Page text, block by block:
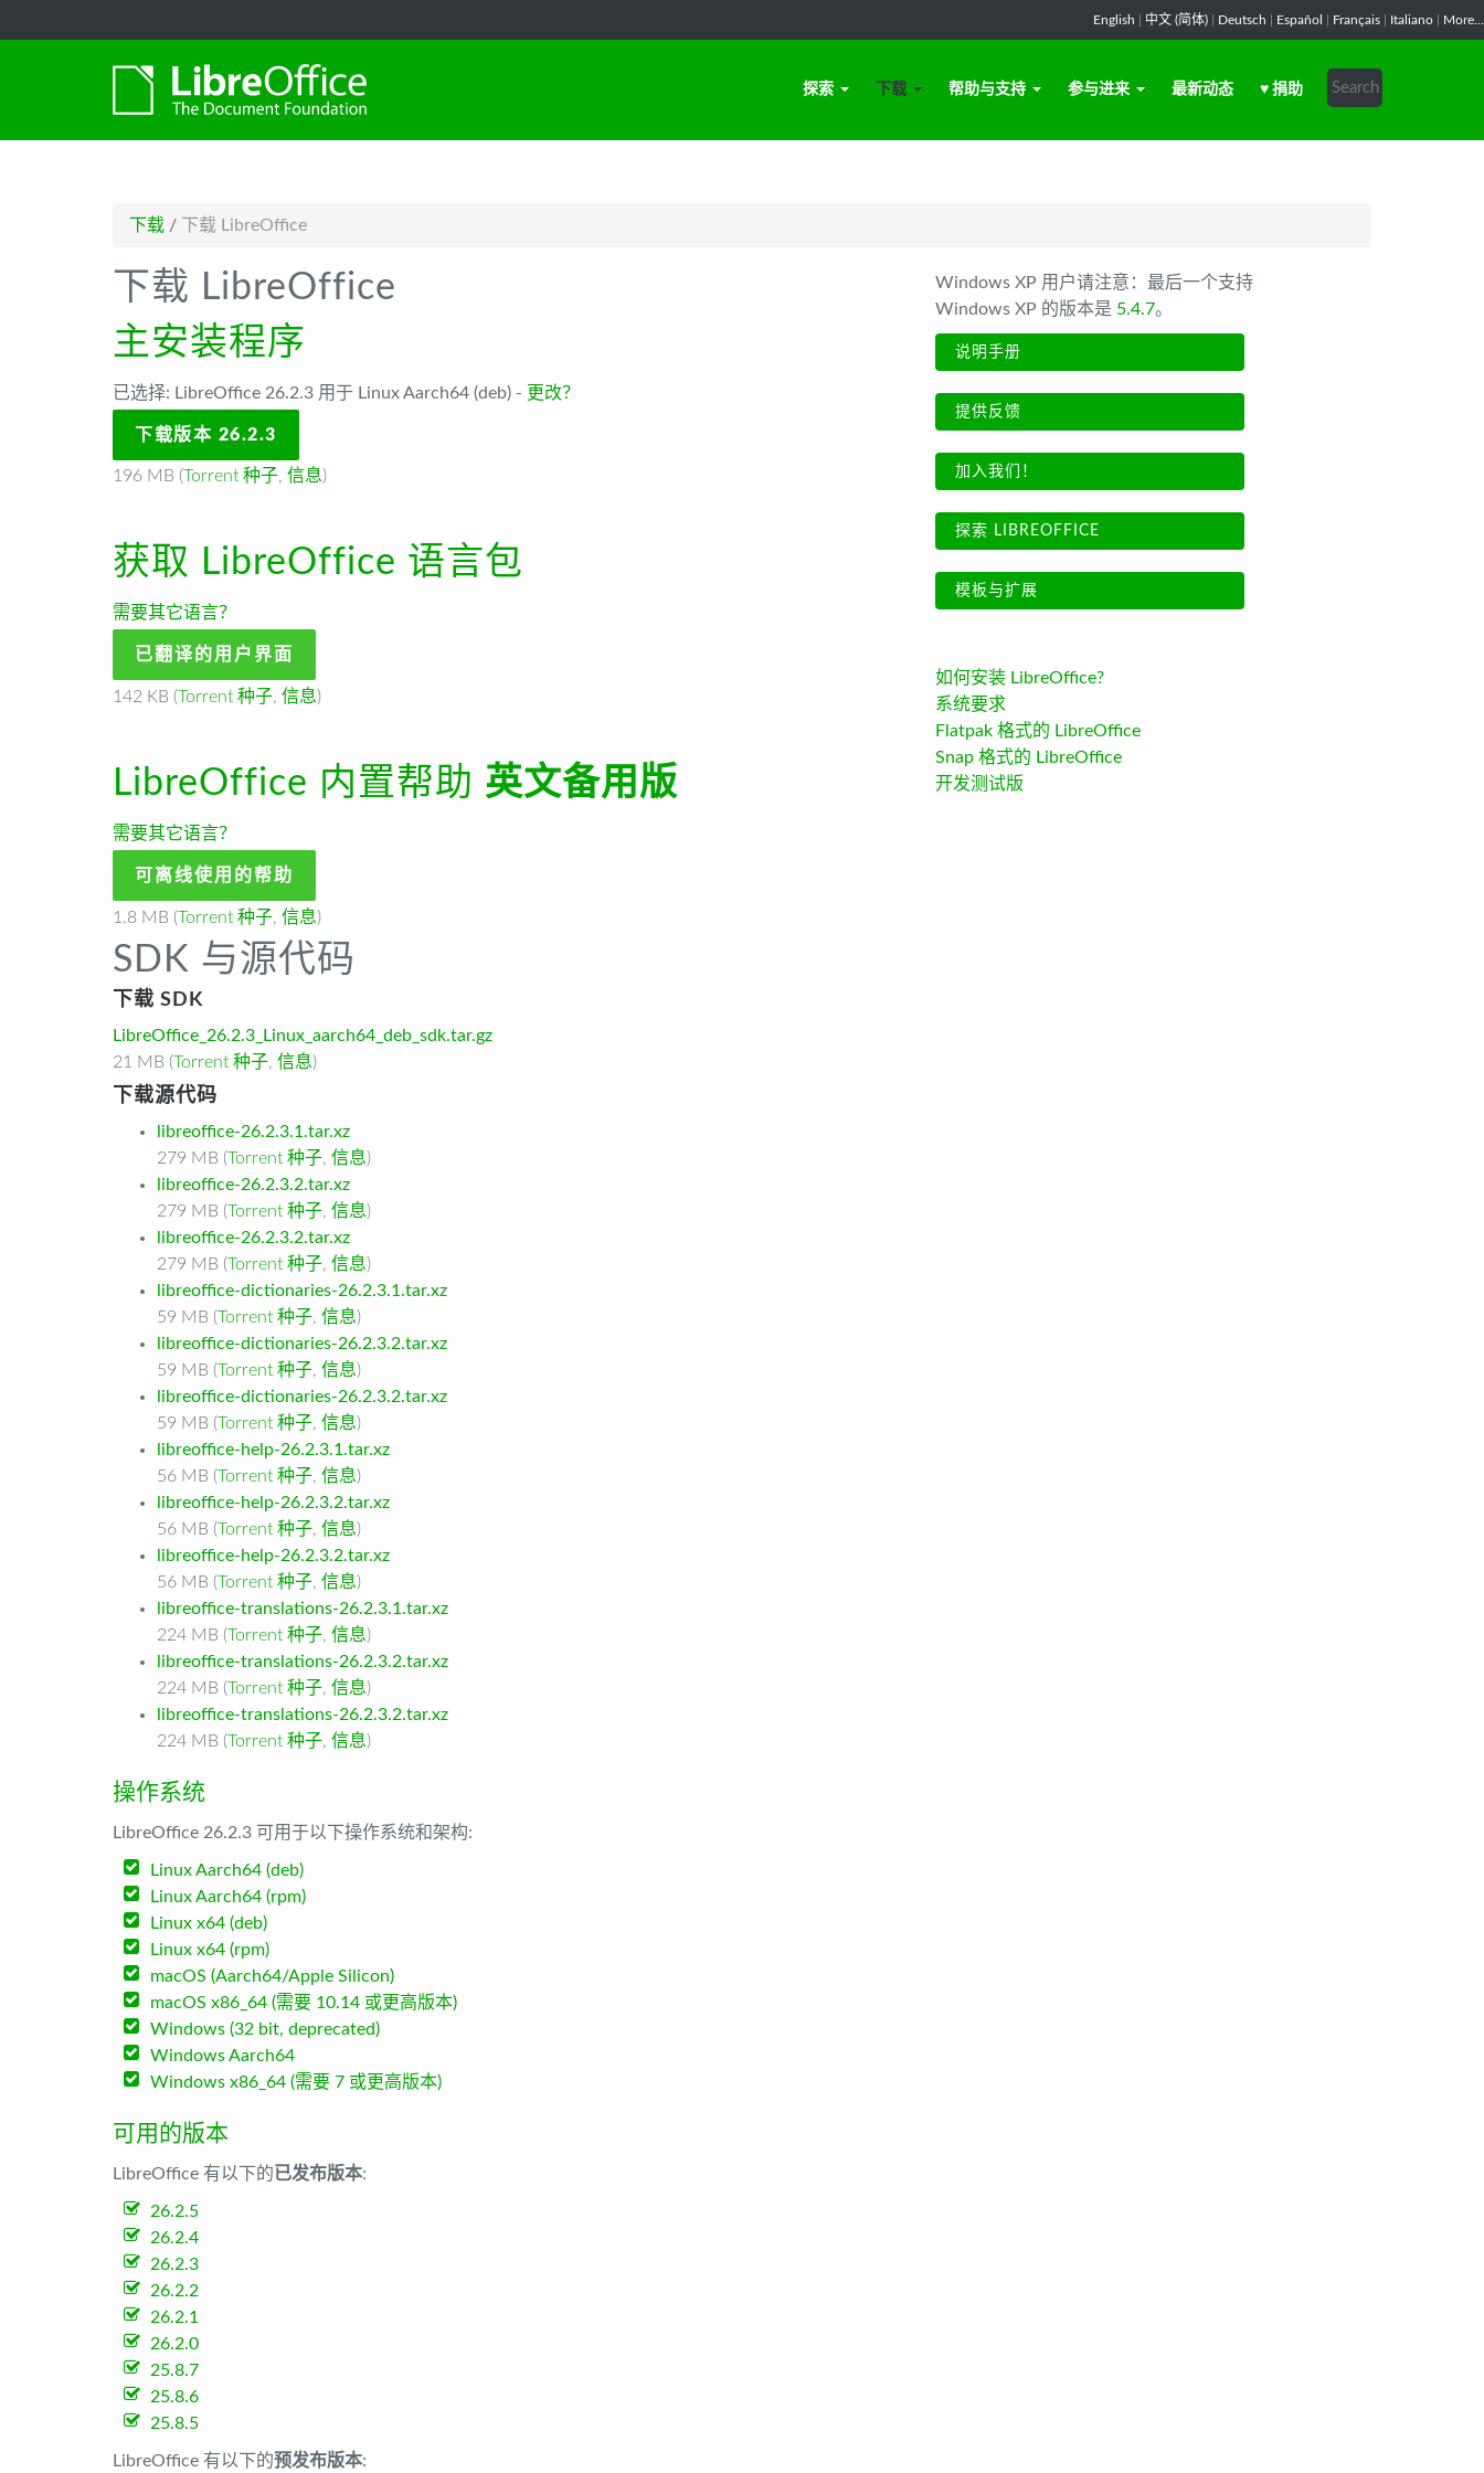
English 中文 (简体) Deutsch Español Français Italiano More...
探索 下载 帮助与支持 参与进来 最新动态 ♥ 捐助
下载 / 下载 LibreOffice
下载 LibreOffice
主安装程序
已选择: LibreOffice 26.2.3 用于 Linux Aarch64 (deb) - 更改？
下载版本 26.2.3
196 MB (Torrent 种子, 信息)
获取 LibreOffice 语言包
需要其它语言？
已翻译的用户界面
142 KB (Torrent 种子, 信息)
LibreOffice 内置帮助 英文备用版
需要其它语言？
可离线使用的帮助
1.8 MB (Torrent 种子, 信息)
SDK 与源代码
下载 SDK
LibreOffice_26.2.3_Linux_aarch64_deb_sdk.tar.gz
21 MB (Torrent 种子, 信息)
下载源代码
libreoffice-26.2.3.1.tar.xz
279 MB (Torrent 种子, 信息)
libreoffice-26.2.3.2.tar.xz
279 MB (Torrent 种子, 信息)
libreoffice-26.2.3.2.tar.xz
279 MB (Torrent 种子, 信息)
libreoffice-dictionaries-26.2.3.1.tar.xz
59 MB (Torrent 种子, 信息)
libreoffice-dictionaries-26.2.3.2.tar.xz
59 MB (Torrent 种子, 信息)
libreoffice-dictionaries-26.2.3.2.tar.xz
59 MB (Torrent 种子, 信息)
libreoffice-help-26.2.3.1.tar.xz
56 MB (Torrent 种子, 信息)
libreoffice-help-26.2.3.2.tar.xz
56 MB (Torrent 种子, 信息)
libreoffice-help-26.2.3.2.tar.xz
56 MB (Torrent 种子, 信息)
libreoffice-translations-26.2.3.1.tar.xz
224 MB (Torrent 种子, 信息)
libreoffice-translations-26.2.3.2.tar.xz
224 MB (Torrent 种子, 信息)
libreoffice-translations-26.2.3.2.tar.xz
224 MB (Torrent 种子, 信息)
操作系统
LibreOffice 26.2.3 可用于以下操作系统和架构:
Linux Aarch64 (deb)
Linux Aarch64 (rpm)
Linux x64 (deb)
Linux x64 (rpm)
macOS (Aarch64/Apple Silicon)
macOS x86_64 (需要 10.14 或更高版本)
Windows (32 bit, deprecated)
Windows Aarch64
Windows x86_64 (需要 7 或更高版本)
可用的版本
LibreOffice 有以下的已发布版本:
26.2.5
26.2.4
26.2.3
26.2.2
26.2.1
26.2.0
25.8.7
25.8.6
25.8.5
LibreOffice 有以下的预发布版本:
Windows XP 用户请注意：最后一个支持
Windows XP 的版本是 5.4.7。
说明手册
提供反馈
加入我们！
探索 LIBREOFFICE
模板与扩展
如何安装 LibreOffice?
系统要求
Flatpak 格式的 LibreOffice
Snap 格式的 LibreOffice
开发测试版